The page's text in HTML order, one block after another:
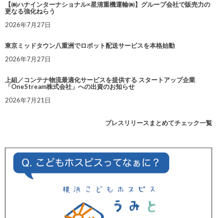
【㈱ハナインターナショナル×星清重機運輸㈱】グループ会社で販売力の
更なる強化ねらう
2026年7月27日
東京ミッドタウン八重洲でロボット配送サービスを本格始動
2026年7月27日
上組／コンテナ物流最適化サービスを提供する スタートアップ企業
「OneStream株式会社」への出資のお知らせ
2026年7月21日
プレスリリースまとめてチェック一覧